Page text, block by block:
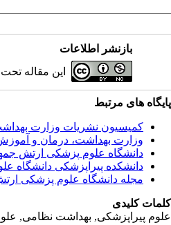
بازنشر اطلاعات
این مقاله
پایگاه های مرتبط
کمیسیون نشریات وزارت
وزارت بهداشت، درمان و
دانشگاه علوم پزشکی ارتش
دانشکده پیراپزشکی دانشگاه
مجله دانشگاه علوم پزشکی
کلمات کلیدی
علوم پیراپزشکی, بهداشت نظامی,